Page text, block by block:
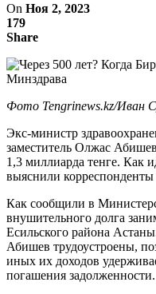
On Ноя 2, 2023
179
Share
Фото Tengrinews.kz/Иван
Экс-министр
заместитель Олжас
1,3 миллиарда тенге. Как
выяснили корреспонденты
Как сообщили в
внушительного долга
Есильского района
Абишев трудоустроены,
иных их доходов
погашения задолженности.